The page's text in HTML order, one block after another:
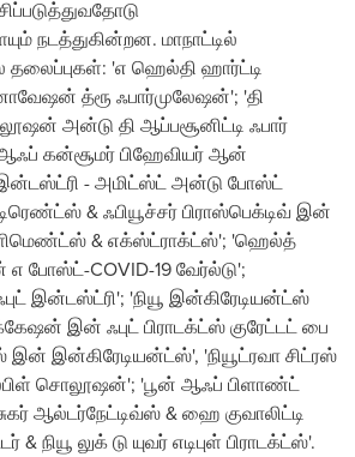
நடத்துகின்றன. மாநாட்டில்
தலைப்புகள்: 'எ ஹெல்தி ஹார்ட்டி
த்ரூ ஃபார்முலேஷன்'; 'தி
அன்டு தி ஆப்பசூனிட்டி ஃபார்
கன்சூமர் பிஹேவியர் ஆன்
இன்டஸ்ட்ரி - அமிட்ஸ்ட் அன்டு போஸ்ட்
& ஃபியூச்சர் பிராஸ்பெக்டிவ் இன்
& எக்ஸ்ட்ராக்ட்ஸ்'; 'ஹெல்த்
COVID-19 வேர்ல்டு';
இன்டஸ்ட்ரி'; 'நியூ இன்கிரேடியன்ட்ஸ்
இன் ஃபுட் பிராடக்ட்ஸ் குரேட்டட் பை
இன் இன்கிரேடியன்ட்ஸ்', 'நியூட்ரவா சிட்ரஸ்
சொலூஷன்'; 'பூன் ஆஃப் பிளாண்ட்
ஆல்டர்நேட்டிவ்ஸ் & ஹை குவாலிட்டி
& நியூ லுக் டு யுவர் எடிபுள் பிராடக்ட்ஸ்'.